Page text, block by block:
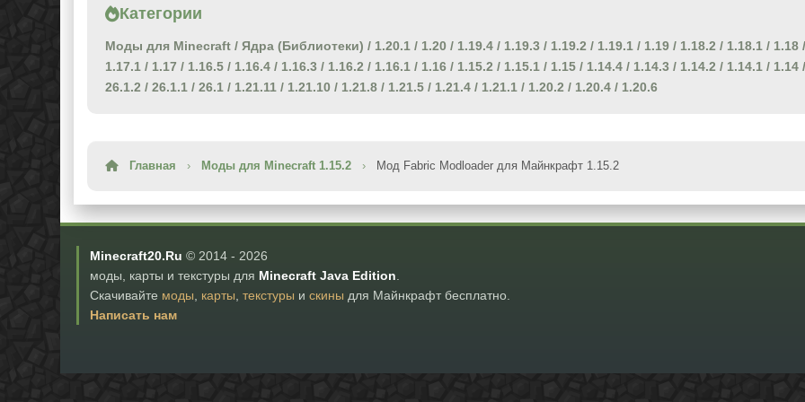
Категории
Моды для Minecraft / Ядра (Библиотеки) / 1.20.1 / 1.20 / 1.19.4 / 1.19.3 / 1.19.2 / 1.19.1 / 1.19 / 1.18.2 / 1.18.1 / 1.18 /
1.17.1 / 1.17 / 1.16.5 / 1.16.4 / 1.16.3 / 1.16.2 / 1.16.1 / 1.16 / 1.15.2 / 1.15.1 / 1.15 / 1.14.4 / 1.14.3 / 1.14.2 / 1.14.1 / 1.14 /
26.1.2 / 26.1.1 / 26.1 / 1.21.11 / 1.21.10 / 1.21.8 / 1.21.5 / 1.21.4 / 1.21.1 / 1.20.2 / 1.20.4 / 1.20.6
Главная › Моды для Minecraft 1.15.2 › Мод Fabric Modloader для Майнкрафт 1.15.2
Minecraft20.Ru © 2014 - 2026
моды, карты и текстуры для Minecraft Java Edition
Скачивайте моды карты текстуры и скины для Майнкрафт бесплатно.
Написать нам